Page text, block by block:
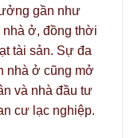
gần như
ở, đồng thời
tài sản. Sự đa
nhà ở cũng mở
và nhà đầu tư
cư lạc nghiệp.